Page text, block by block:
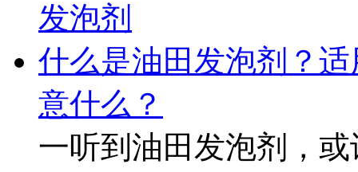
发泡剂
什么是油田发泡剂？
意什么？
一听到油田发泡剂，